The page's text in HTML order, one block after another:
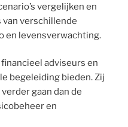
vergelijken en
verschillende
en levensverwachting.
adviseurs en
begeleiding bieden. Zij
gaan dan de
en